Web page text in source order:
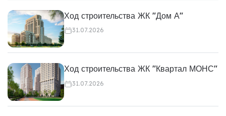
Ход строительства ЖК "Дом А"
31.07.2026
Ход строительства ЖК "Квартал МОНС"
31.07.2026